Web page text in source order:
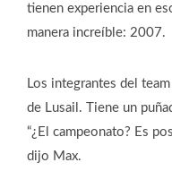
tienen experiencia en
manera increíble: 2007.
Los integrantes del
de Lusail. Tiene un
“¿El campeonato? Es
dijo Max.